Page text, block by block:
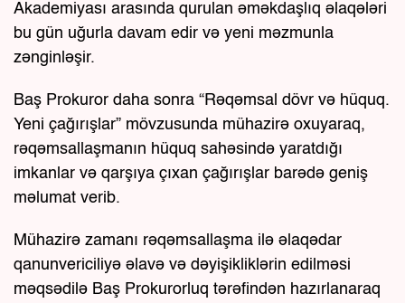
Akademiyası arasında qurulan əməkdaşlıq əlaqələri
bu gün uğurla davam edir və yeni məzmunla
zənginləşir.
Baş Prokuror daha sonra “Rəqəmsal dövr və hüquq.
Yeni çağırışlar” mövzusunda mühazirə oxuyaraq,
rəqəmsallaşmanın hüquq sahəsində yaratdığı
imkanlar və qarşıya çıxan çağırışlar barədə geniş
məlumat verib.
Mühazirə zamanı rəqəmsallaşma ilə əlaqədar
qanunvericiliyə əlavə və dəyişikliklərin edilməsi
məqsədilə Baş Prokurorluq tərəfindən hazırlanaraq